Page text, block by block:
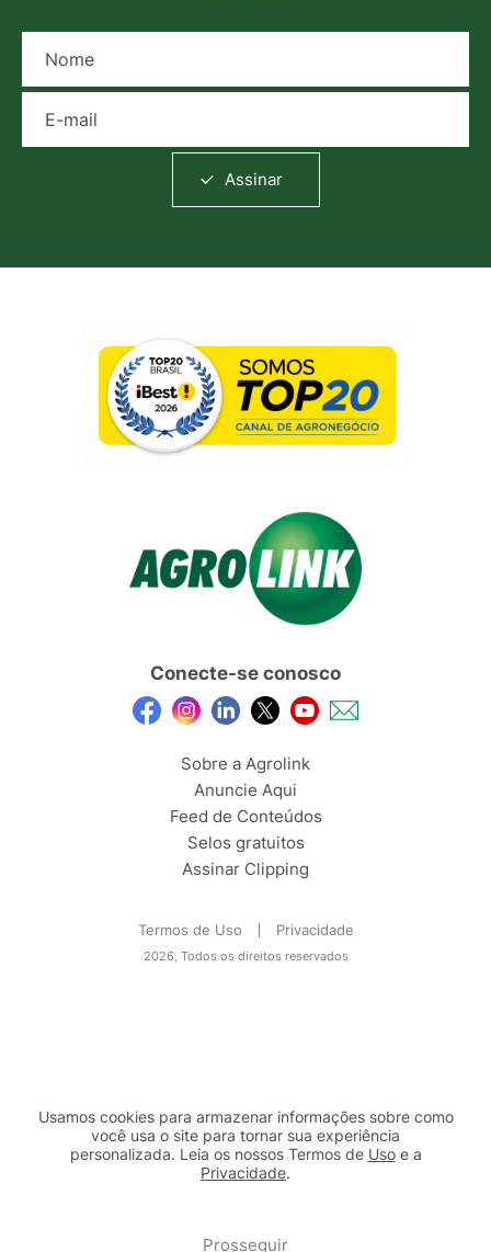
Assinar
Conecte-se conosco
Sobre a Agrolink
Anuncie Aqui
Feed de Conteúdos
Selos gratuitos
Assinar Clipping
Termos de Uso Privacidade
2026, Todos os direitos reservados
Usamos cookies para armazenar informações sobre como
você usa o site para tornar sua experiência
personalizada. Leia os nossos Termos de Usoe a
Privacidade.
Prosseguir